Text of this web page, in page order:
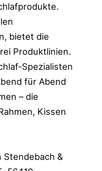
bietet die
Produktlinien.
Spezialisten
für Abend
– die
Kissen
Stendebach &